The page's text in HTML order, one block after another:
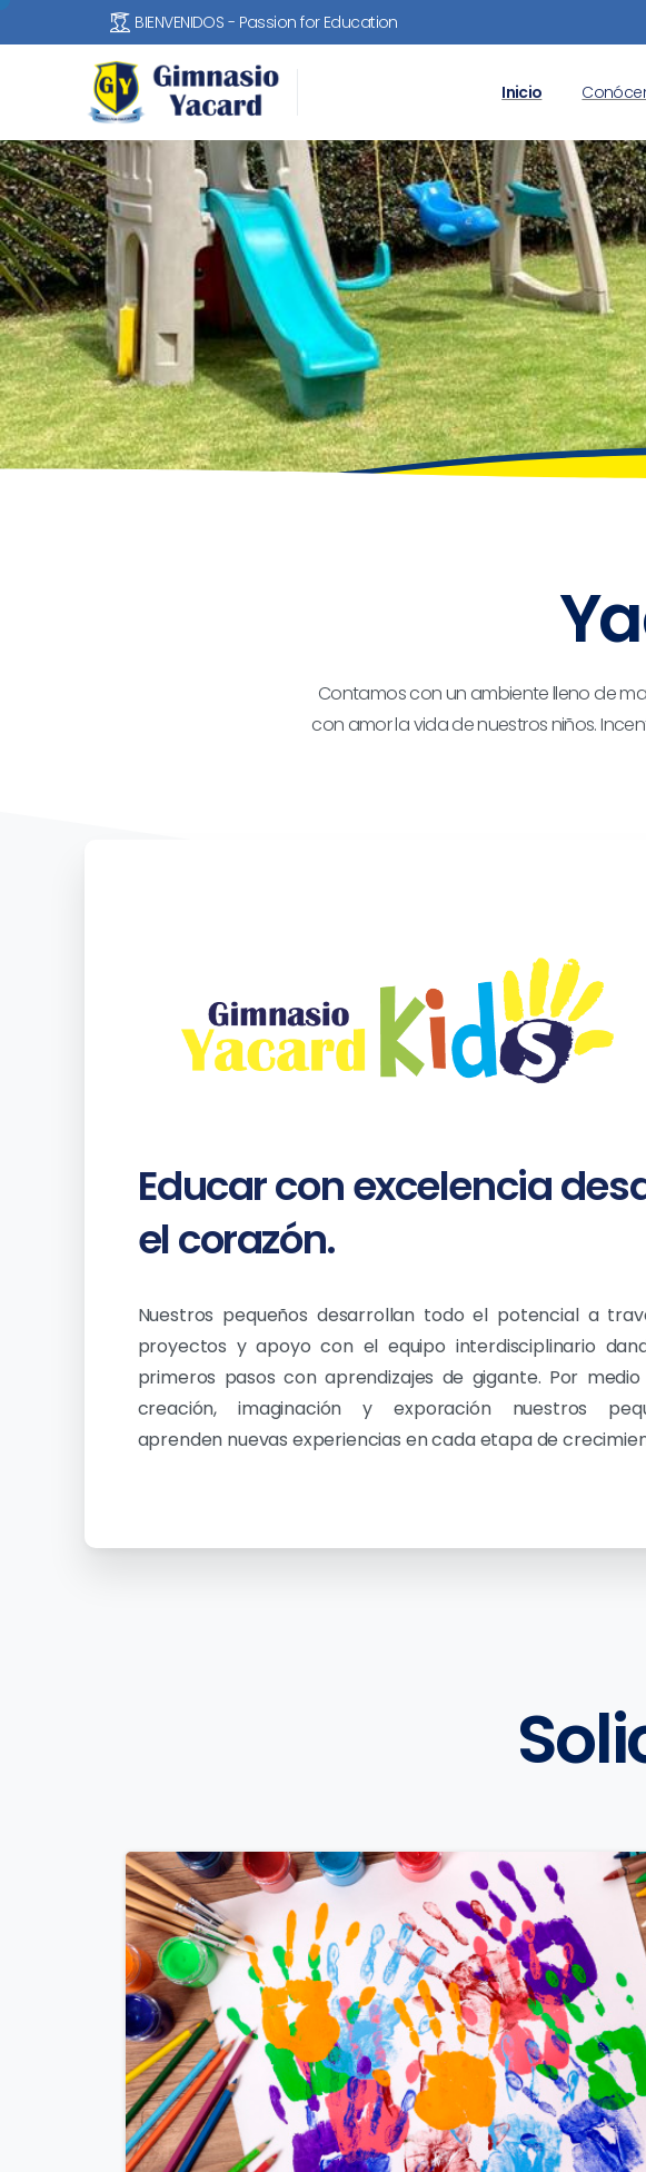
BIENVENIDOS - Passion for Education
Inicio
Contamos con un ambiente lleno de
con amor la vida de nuestros niños.
Educarconexcelencia
elcorazón.
Nuestros pequeños desarrollan todo el potencial a
proyectos y apoyo con el equipo interdisciplinario
primeros pasos con aprendizajes de gigante. Por
creación, imaginación y exporación nuestros
aprenden nuevas experiencias en cada etapa de